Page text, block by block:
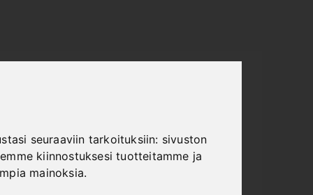
seuraaviin tarkoituksiin: sivuston
kiinnostuksesi tuotteitamme ja
mainoksia.